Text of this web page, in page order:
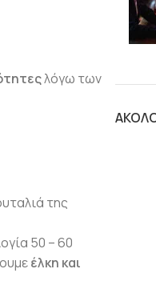
λόγω των
της
50 – 60
έλκη και